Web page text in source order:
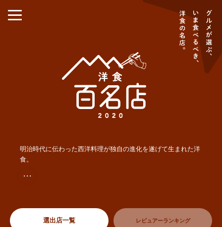
明治時代に伝わった西洋料理が独自の進化を遂げて生まれた洋
食。
・・・
選出店一覧 レビュアーランキング